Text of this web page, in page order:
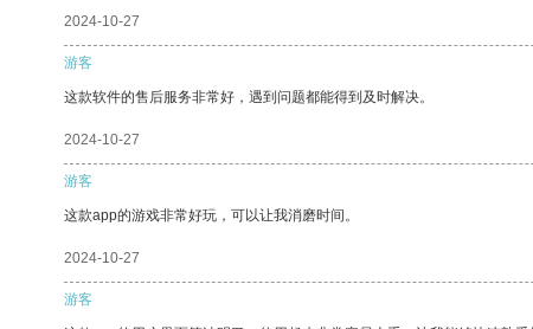
2024-10-27
游客
这款软件的售后服务非常好，遇到问题都能得到及时解决。
2024-10-27
游客
这款app的游戏非常好玩，可以让我消磨时间。
2024-10-27
游客